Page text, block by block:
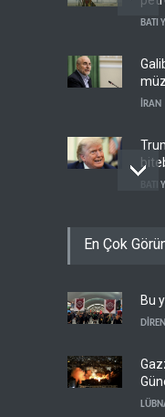
ilk
BATI
etti
İRAN
BATI
krizi
En Çok
Bu